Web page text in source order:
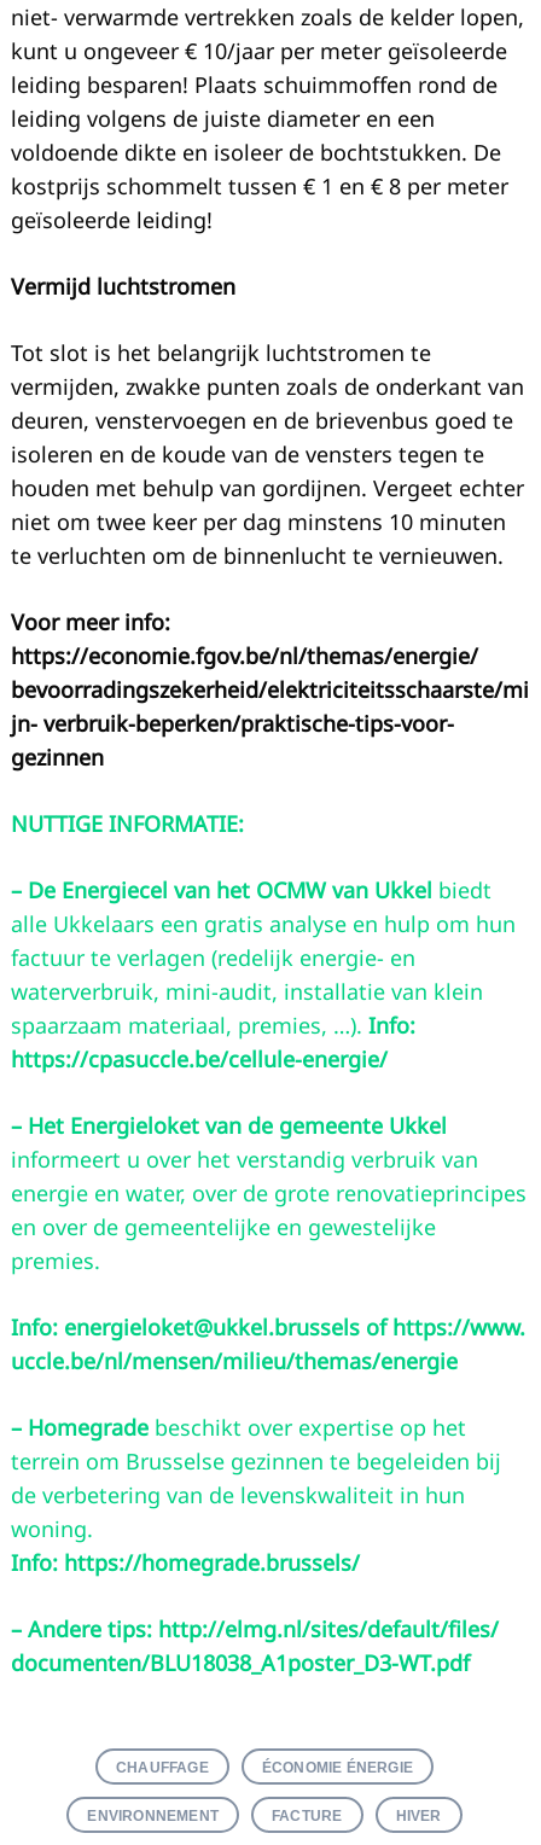
niet- verwarmde vertrekken zoals de kelder lopen,
kunt u ongeveer € 10/jaar per meter geïsoleerde
leiding besparen! Plaats schuimmoffen rond de
leiding volgens de juiste diameter en een
voldoende dikte en isoleer de bochtstukken. De
kostprijs schommelt tussen € 1 en € 8 per meter
geïsoleerde leiding!
Vermijd luchtstromen
Tot slot is het belangrijk luchtstromen te
vermijden, zwakke punten zoals de onderkant van
deuren, venstervoegen en de brievenbus goed te
isoleren en de koude van de vensters tegen te
houden met behulp van gordijnen. Vergeet echter
niet om twee keer per dag minstens 10 minuten
te verluchten om de binnenlucht te vernieuwen.
Voor meer info:
https://economie.fgov.be/nl/themas/energie/
bevoorradingszekerheid/elektriciteitsschaarste/mi
jn- verbruik-beperken/praktische-tips-voor-
gezinnen
NUTTIGE INFORMATIE:
– De Energiecel van het OCMW van Ukkel biedt
alle Ukkelaars een gratis analyse en hulp om hun
factuur te verlagen (redelijk energie- en
waterverbruik, mini-audit, installatie van klein
spaarzaam materiaal, premies, …). Info:
https://cpasuccle.be/cellule-energie/
– Het Energieloket van de gemeente Ukkel
informeert u over het verstandig verbruik van
energie en water, over de grote renovatieprincipes
en over de gemeentelijke en gewestelijke
premies.
Info: energieloket@ukkel.brussels of https://www.
uccle.be/nl/mensen/milieu/themas/energie
– Homegrade beschikt over expertise op het
terrein om Brusselse gezinnen te begeleiden bij
de verbetering van de levenskwaliteit in hun
woning.
Info: https://homegrade.brussels/
– Andere tips: http://elmg.nl/sites/default/files/
documenten/BLU18038_A1poster_D3-WT.pdf
CHAUFFAGE ÉCONOMIE ÉNERGIE
ENVIRONNEMENT FACTURE HIVER